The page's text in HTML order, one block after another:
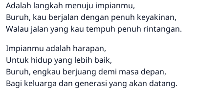
Adalah langkah menuju impianmu,
Buruh, kau berjalan dengan penuh keyakinan,
Walau jalan yang kau tempuh penuh rintangan.
Impianmu adalah harapan,
Untuk hidup yang lebih baik,
Buruh, engkau berjuang demi masa depan,
Bagi keluarga dan generasi yang akan datang.